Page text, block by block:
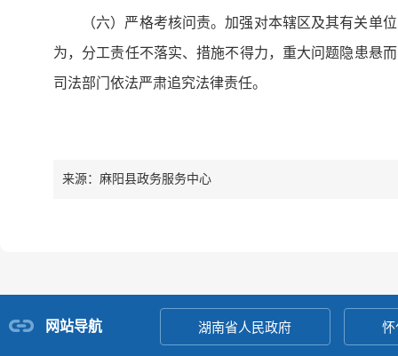
（六）严格考核问责。加强对本辖区及其有关
为，分工责任不落实、措施不得力，重大问题隐患悬
司法部门依法严肃追究法律责任。
来源：麻阳县政务服务中心
网站导航 湖南省人民政府